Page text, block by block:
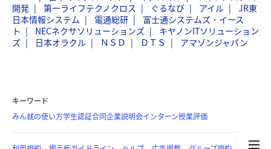
開発
第一ライフテクノクロス ぐるなび アイル
JR東
日本情報システム
電通総研
富士通システムズ・イース
ト
NECネクサソリューションズ
キヤノンITソリューション
ズ
日本オラクル ＮＳＤ ＤＴＳ アマゾンジャパン
キーワード
みん就の使い方学生認証合同企業説明会インターン授業評価